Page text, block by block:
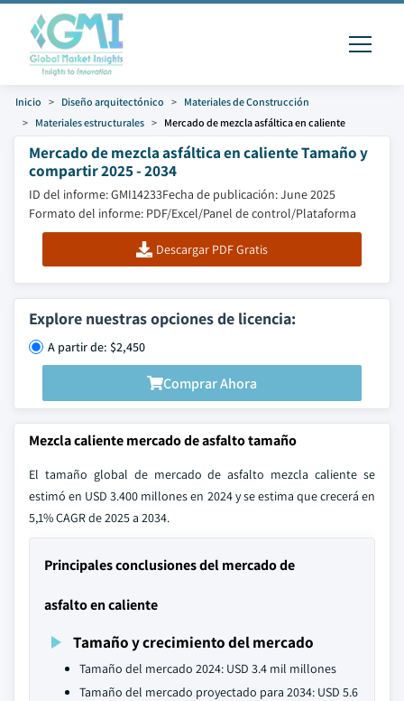
Inicio Diseño arquitectónico
Materiales de Construcción
Materiales estructurales
Mercado de mezcla asfáltica en caliente
Mercado de mezcla asfáltica en caliente Tamaño y
compartir 2025 - 2034
ID del informe: GMI14233Fecha de publicación: June 2025
Formato del informe: PDF/Excel/Panel de control/Plataforma
Descargar PDF Gratis
Explore nuestras opciones de licencia:
A partir de: $2,450
Comprar Ahora
Mezcla caliente mercado de asfalto tamaño
El tamaño global de mercado de asfalto mezcla caliente se
estimó en USD 3.400 millones en 2024 y se estima que crecerá en
5,1% CAGR de 2025 a 2034.
Principales conclusiones del mercado de
asfalto en caliente
Tamaño y crecimiento del mercado
Tamaño del mercado 2024: USD 3.4 mil millones
Tamaño del mercado proyectado para 2034: USD 5.6